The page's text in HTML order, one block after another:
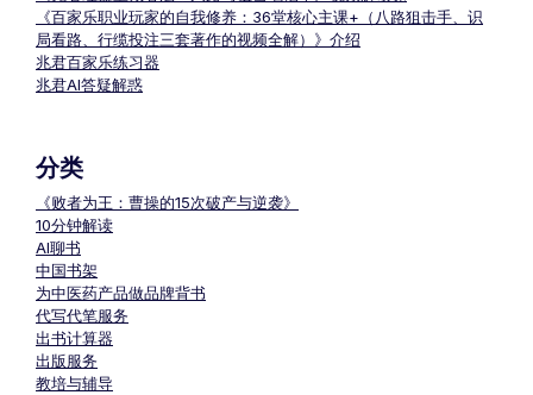
《百家乐职业玩家的自我修养：36堂核心主课+（八路狙击手、识
局看路、行缆投注三套著作的视频全解）》介绍
兆君百家乐练习器
兆君AI答疑解惑
分类
《败者为王：曹操的15次破产与逆袭》
10分钟解读
AI聊书
中国书架
为中医药产品做品牌背书
代写代笔服务
出书计算器
出版服务
教培与辅导